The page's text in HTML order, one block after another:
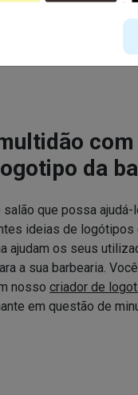
com
da
que possa
ideias de logótipos
ajudam os seus
a sua barbearia.
nosso criador de
em questão de